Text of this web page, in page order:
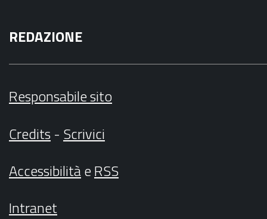
REDAZIONE
Responsabile sito
Credits- Scrivici
AccessibilitàeRSS
Intranet